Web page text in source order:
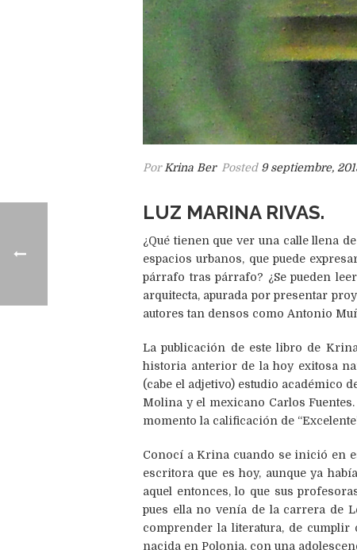
Por Krina Ber Posted 9 septiembre,
LUZ MARINA RIVAS.
¿Qué tienen que ver una calle llena
espacios urbanos, que puede
párrafo tras párrafo? ¿Se pueden
arquitecta, apurada por presentar
autores tan densos como Antonio
La publicación de este libro de
historia anterior de la hoy exitosa
(cabe el adjetivo) estudio académico
Molina y el mexicano Carlos
momento la calificación de
Conocí a Krina cuando se inició en
escritora que es hoy, aunque ya
aquel entonces, lo que sus
pues ella no venía de la carrera de
comprender la literatura, de
nacida en Polonia, con una